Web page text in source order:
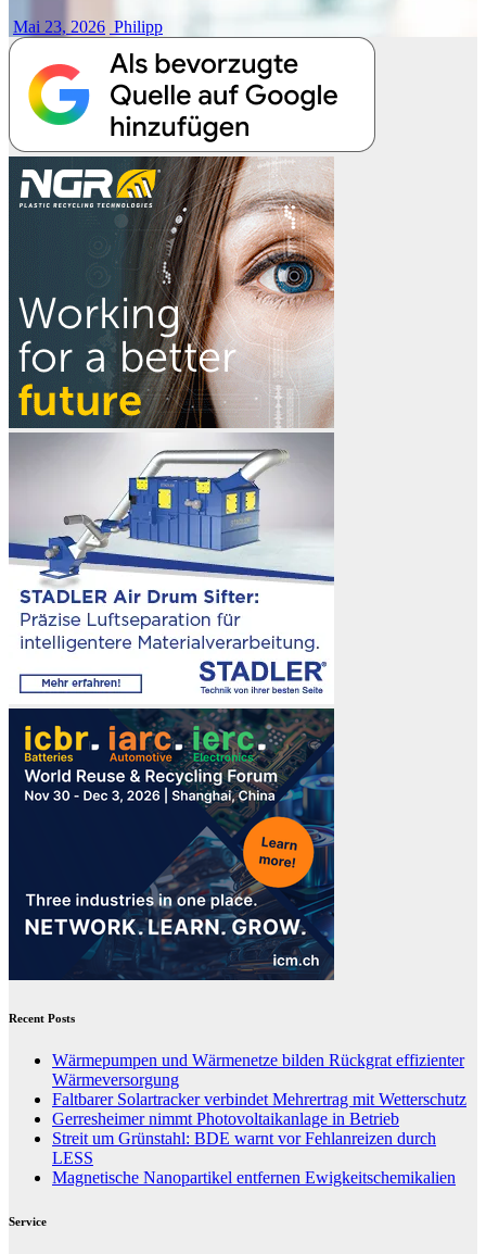
Mai 23, 2026 Philipp
Recent Posts
Wärmepumpen und Wärmenetze bilden Rückgrat effizienter
Wärmeversorgung
Faltbarer Solartracker verbindet Mehrertrag mit Wetterschutz
Gerresheimer nimmt Photovoltaikanlage in Betrieb
Streit um Grünstahl: BDE warnt vor Fehlanreizen durch
LESS
Magnetische Nanopartikel entfernen Ewigkeitschemikalien
Service